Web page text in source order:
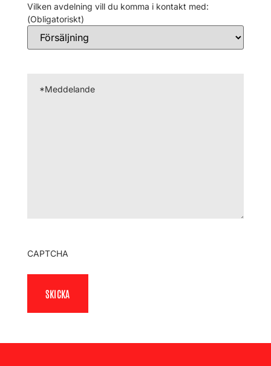
Vilken avdelning vill du komma i kontakt med:
(Obligatoriskt)
CAPTCHA
SKICKA